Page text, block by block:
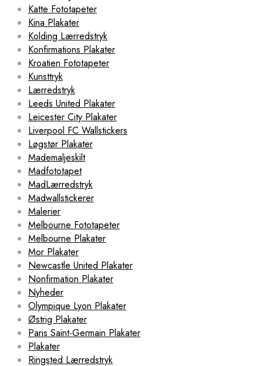
Katte Fototapeter
Kina Plakater
Kolding Lærredstryk
Konfirmations Plakater
Kroatien Fototapeter
Kunsttryk
Lærredstryk
Leeds United Plakater
Leicester City Plakater
Liverpool FC Wallstickers
Løgstør Plakater
Mademaljeskilt
Madfototapet
MadLærredstryk
Madwallstickerer
Malerier
Melbourne Fototapeter
Melbourne Plakater
Mor Plakater
Newcastle United Plakater
Nonfirmation Plakater
Nyheder
Olympique Lyon Plakater
Østrig Plakater
Paris Saint-Germain Plakater
Plakater
Ringsted Lærredstryk